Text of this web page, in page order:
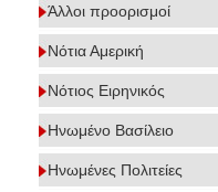
Άλλοι προορισμοί
Νότια Αμερική
Νότιος Ειρηνικός
Ηνωμένο Βασίλειο
Ηνωμένες Πολιτείες